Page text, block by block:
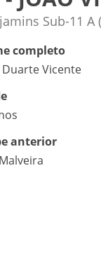
Sub-11
completo
Duarte Vicente
anterior